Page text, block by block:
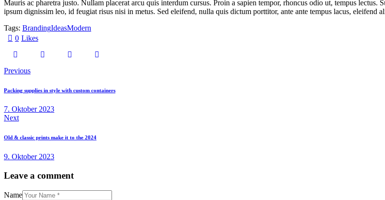
Mauris ac pharetra justo. Nullam placerat arcu quis interdum cursus. Proin a sapien tempor, rhoncus odio ut, tempus lectus.
ipsum dignissim leo, id feugiat risus nisi in metus. Sed eleifend, nulla quis dictum porttitor, ante ante tempus lacus, eleifend
Tags: BrandingIdeasModern
0 Likes
Previous
Packing supplies in style with custom containers
7. Oktober 2023
Next
Old & classic prints make it to the 2024
9. Oktober 2023
Leave a comment
Name